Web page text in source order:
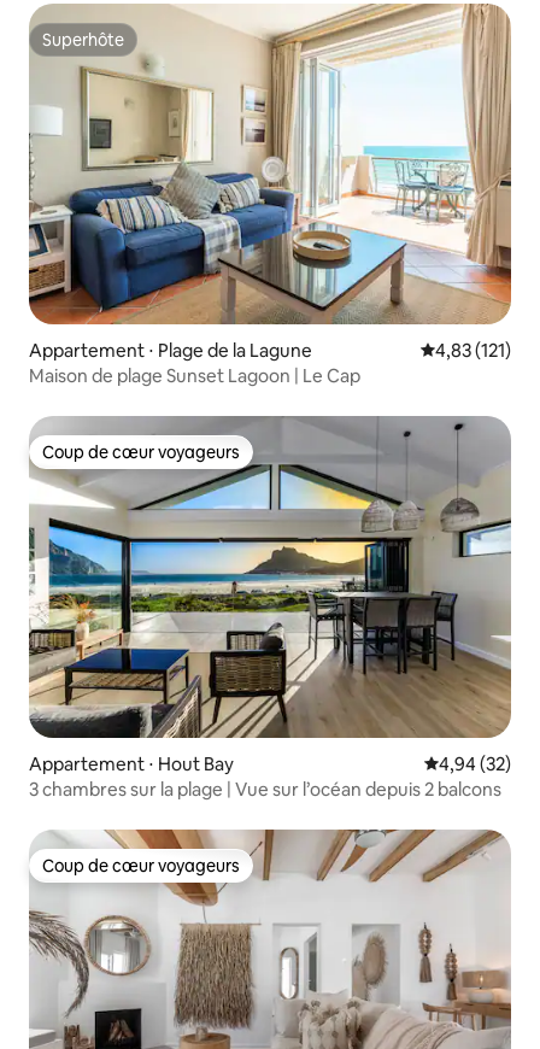
Superhôte
Superhôte
Appartement ⋅ Plage de la Lagune Évaluation
4,83 (121)
Maison de plage Sunset Lagoon | Le Cap
Coup de cœur voyageurs
Coup de cœur voyageurs
Appartement ⋅ Hout Bay Évaluation
4,94 (32)
3 chambres sur la plage | Vue sur l’océan depuis 2 balcons
Coup de cœur voyageurs
Coup de cœur voyageurs